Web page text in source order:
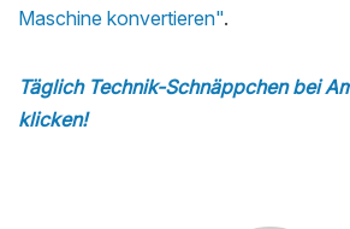
Maschine konvertieren".
Täglich Technik-Schnäppchen bei
klicken!